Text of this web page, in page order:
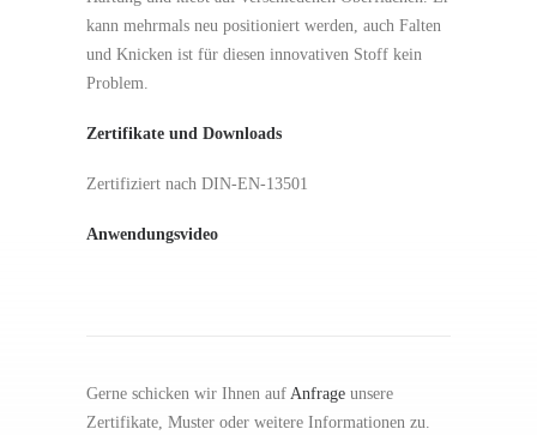
kann mehrmals neu positioniert werden, auch Falten
und Knicken ist für diesen innovativen Stoff kein
Problem.
Zertifikate und Downloads
Zertifiziert nach DIN-EN-13501
Anwendungsvideo
Gerne schicken wir Ihnen auf Anfrage unsere
Zertifikate, Muster oder weitere Informationen zu.